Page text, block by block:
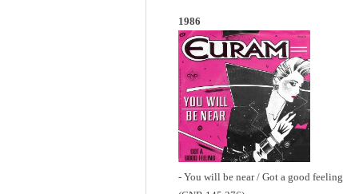
1986
- You will be near / Got a good feeling